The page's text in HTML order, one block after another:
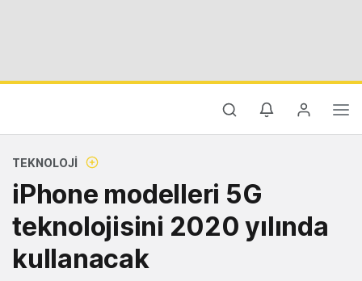
TEKNOLOJI
iPhone modelleri 5G
teknolojisini 2020 yılında
kullanacak